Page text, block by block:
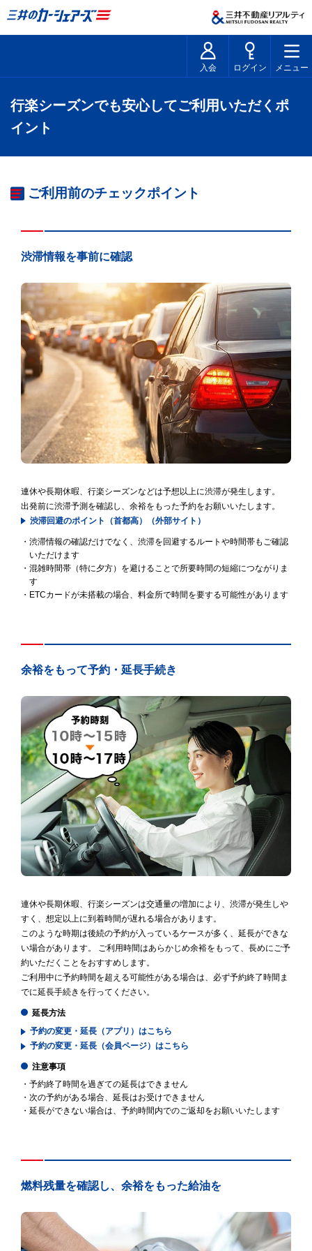
入会 ログイン メニュー
行楽シーズンでも安心してご利用いただくポ
イント
ご利用前のチェックポイント
渋滞情報を事前に確認
連休や長期休暇、行楽シーズンなどは予想以上に渋滞が発生します。
出発前に渋滞予測を確認し、余裕をもった予約をお願いいたします。
渋滞回避のポイント（首都高）（外部サイト）
・渋滞情報の確認だけでなく、渋滞を回避するルートや時間帯もご確認
いただけます
・混雑時間帯（特に夕方）を避けることで所要時間の短縮につながりま
す
・ETCカードが未搭載の場合、料金所で時間を要する可能性があります
余裕をもって予約・延長手続き
連休や長期休暇、行楽シーズンは交通量の増加により、渋滞が発生しや
すく、想定以上に到着時間が遅れる場合があります。
このような時期は後続の予約が入っているケースが多く、延長ができな
い場合があります。 ご利用時間はあらかじめ余裕をもって、長めにご予
約いただくことをおすすめします。
ご利用中に予約時間を超える可能性がある場合は、必ず予約終了時間ま
でに延長手続きを行ってください。
延長方法
予約の変更・延長（アプリ）はこちら
予約の変更・延長（会員ページ）はこちら
注意事項
・予約終了時間を過ぎての延長はできません
・次の予約がある場合、延長はお受けできません
・延長ができない場合は、予約時間内でのご返却をお願いいたします
燃料残量を確認し、余裕をもった給油を